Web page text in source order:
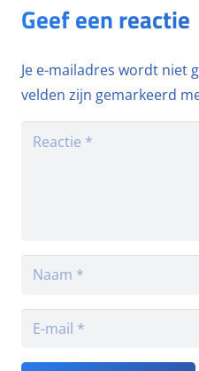
Geef een reactie
Je e-mailadres wordt niet
velden zijn gemarkeerd